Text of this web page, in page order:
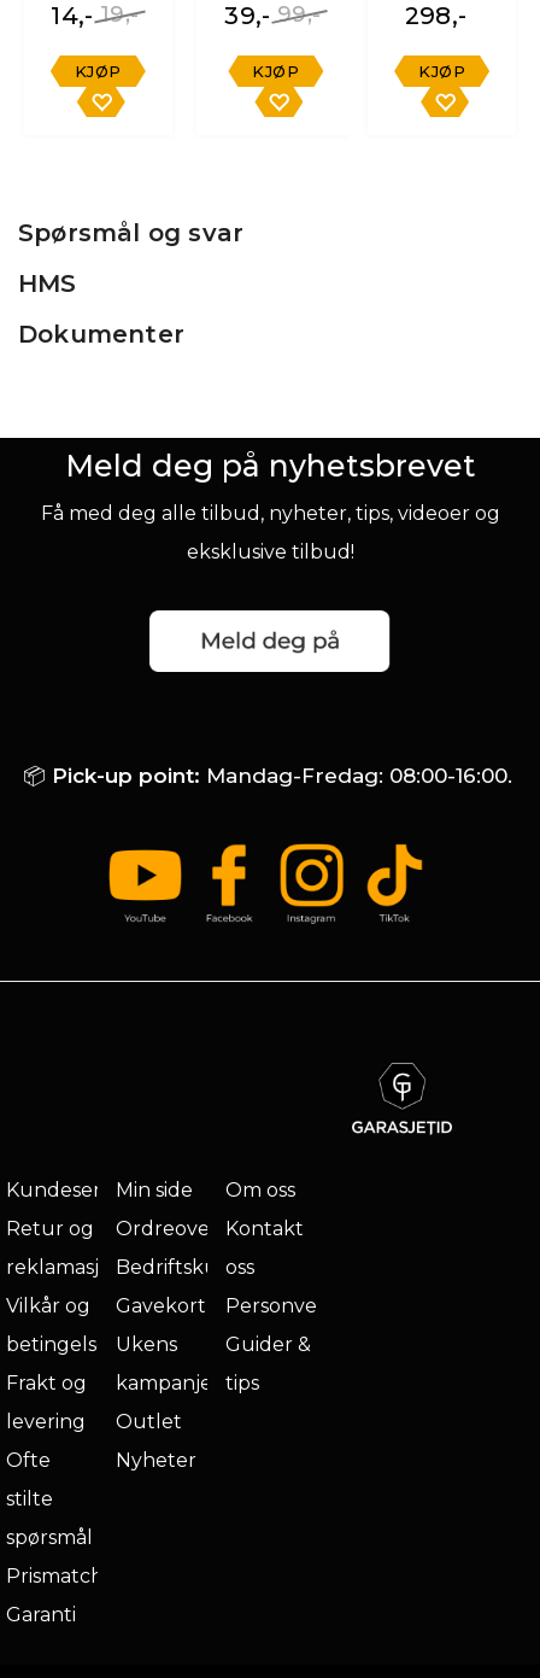
19,-
14,-
KJØP
99,-
39,-
KJØP
298,-
KJØP
Spørsmål og svar
HMS
Dokumenter
Meld deg på nyhetsbrevet
Få med deg alle tilbud, nyheter, tips, videoer og
eksklusive tilbud!
📦 Pick-up point: Mandag-Fredag: 08:00-16:00.
Kundeservice
Retur og
reklamasjon
Vilkår og
betingelser
Frakt og
levering
Ofte
stilte
spørsmål
Prismatch
Garanti
Min side
Ordreoversikt
Bedriftskunde
Gavekort
Ukens
kampanje
Outlet
Nyheter
Om oss
Kontakt
oss
Personvern
Guider &
tips